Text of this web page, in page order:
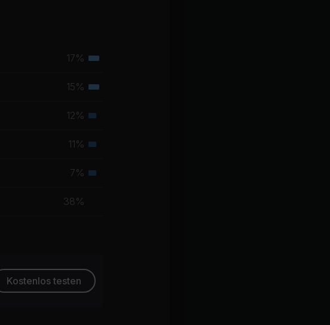
17% Tertiäre
15% Tertiäre
12% Sekundäre
11% Sekundäre
7% Sekundäre
38%
Kostenlos testen